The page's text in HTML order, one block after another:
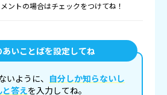
ントの場合はチェックをつけてね！
あいことばを設定してね
いように、 自分しか知らないし
答えを入力してね。